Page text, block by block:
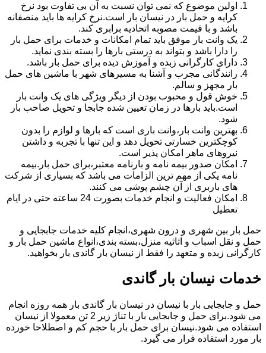
اولین موضوع که نمی توان نسبت به آن بی تفاوت بود نرخ
کرایه و حمل بار در نیسان بار است.نرخ کرایه ها باید منصفانه
باشد و با قیمت مصوبه اتحادیه برابری کند.
یک وانت بار موفق باید تمام امکانات و خدمات برای حمل بار
را دارا باشد و بتواند به درستی بارها را بسته بندی نماید.
دارای کارگرانی زبده و آموزش دیده برای حمل بار باشد.
رانندگانی مجرب و آشنا به مسیرهای شهر با ماشین های حمل
بار مجهز و سالم.
خوش قول و محبوب بودن از دیگر ویژگی های یک وانت بار
است.باید بارها در زمان تعیین شده جابجا و تحویل صاحب بار
شود.
بهترین وانت بار،وانت باری است که بارها و لوازم را بدون
کوچکترین خسارتی تحویل دهد و این تنها با تجربه و داشتن
نیروهای ماهر امکان پذیر است.
امکان صدور بیمه نامه و بارنامه معتبر،برای حمل بار.بیمه
نامه یکی از مهم ترین الزامات می باشد که بسیاری از شرکت
های باربری از آن چشم پوشی می کنند.
امکان فعالیت و انجام خدمات بصورت 24 ساعته حتی در ایام
تعطیل
حمل بار بین شهری و درون شهری،انجام کلیه خدمات جابجایی و
حمل و نقل اسباب و اثاثیه منزل،بسته بندی،انواع ماشین حمل بار و
کارگرانی زبده و متعهد را فقط از نیسان بار گاندی بار بخواهید.
خدمات نیسان بار گاندی
حمل و جابجایی بار با نیسان در نیسان بار گاندی بار همه روزه انجام
می شود.برای حمل و جابجایی بار با تناژ زیر 2 تن معمولا از نیسان
استفاده می شود.نیسان برای حمل بار با حجم کم و اصطلاحا خورده
بار مورد استفاده قرار می گیرد.